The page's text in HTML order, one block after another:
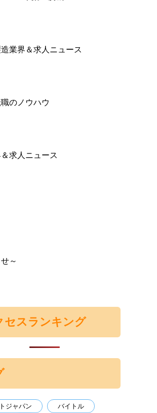
業界＆求人ニュース
のノウハウ
求人ニュース
～
セスランキング
ジャパン
バイトル